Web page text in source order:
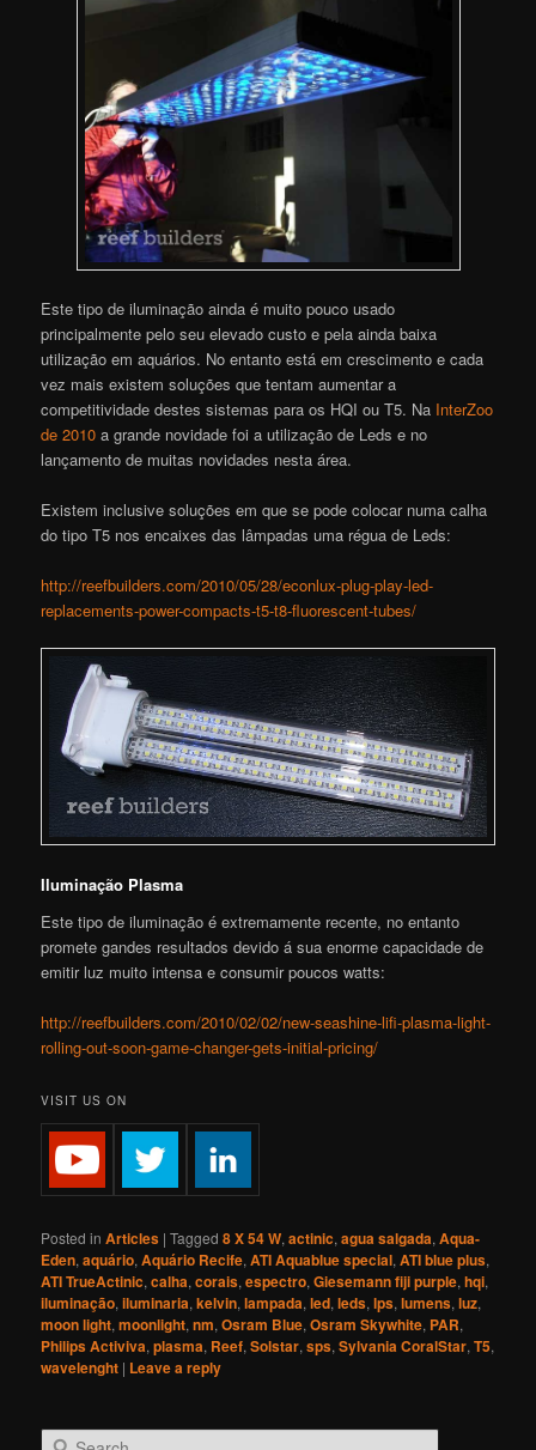
Este tipo de iluminação ainda é muito pouco usado
principalmente pelo seu elevado custo e pela ainda baixa
utilização em aquários. No entanto está em crescimento e cada
vez mais existem soluções que tentam aumentar a
competitividade destes sistemas para os HQI ou T5. Na InterZoo
de 2010 a grande novidade foi a utilização de Leds e no
lançamento de muitas novidades nesta área.
Existem inclusive soluções em que se pode colocar numa calha
do tipo T5 nos encaixes das lâmpadas uma régua de Leds:
http://reefbuilders.com/2010/05/28/econlux-plug-play-led-
replacements-power-compacts-t5-t8-fluorescent-tubes/
Iluminação Plasma
Este tipo de iluminação é extremamente recente, no entanto
promete gandes resultados devido á sua enorme capacidade de
emitir luz muito intensa e consumir poucos watts:
http://reefbuilders.com/2010/02/02/new-seashine-lifi-plasma-light-
rolling-out-soon-game-changer-gets-initial-pricing/
VISIT US ON
Posted in Articles |Tagged 8 X 54 W,actinic,agua salgada,Aqua-
Eden,aquário,Aquário Recife,ATI Aquablue special,ATI blue plus,
ATI TrueActinic,calha,corais,espectro,Giesemann fiji purple,hqi,
iluminação,iluminaria,kelvin,lampada,led,leds,lps,lumens,luz,
moon light,moonlight,nm,Osram Blue,Osram Skywhite, PAR,
Philips Activiva,plasma, Reef,Solstar,sps,Sylvania CoralStar,T5,
wavelenght | Leave a reply